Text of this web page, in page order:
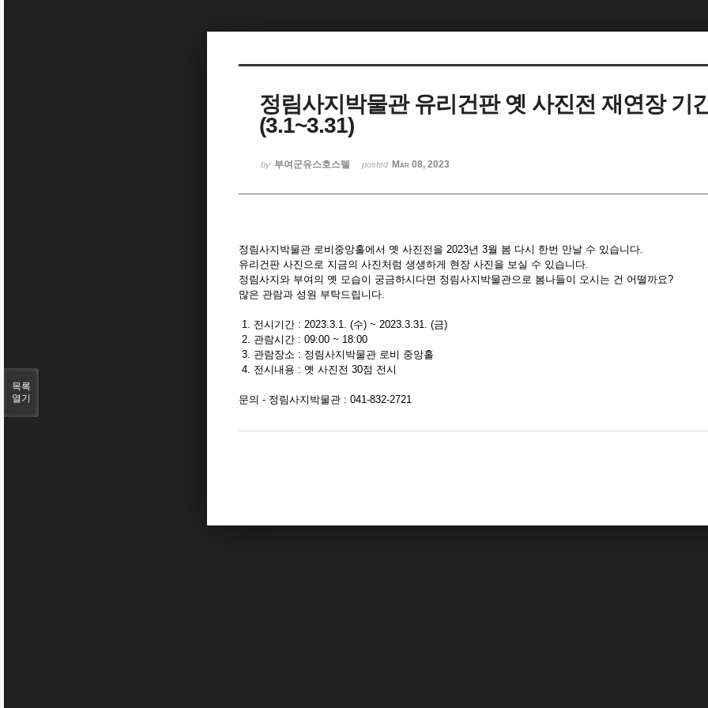
정림사지박물관 유리건판 옛 사진전 재연장 기
(3.1~3.31)
by 부여군유스호스텔 posted Mar 08, 2023
정림사지박물관 로비중앙홀에서 옛 사진전을 2023년 3월 봄 다시 한번 만날 수 있습니다.
유리건판 사진으로 지금의 사진처럼 생생하게 현장 사진을 보실 수 있습니다.
정림사지와 부여의 옛 모습이 궁금하시다면 정림사지박물관으로 봄나들이 오시는 건 어떨까요?
많은 관람과 성원 부탁드립니다.
1. 전시기간 : 2023.3.1. (수) ~ 2023.3.31. (금)
2. 관람시간 : 09:00 ~ 18:00
3. 관람장소 : 정림사지박물관 로비 중앙홀
4. 전시내용 : 옛 사진전 30점 전시
문의 - 정림사지박물관 : 041-832-2721
목록
열기
Sketchbook5, 스케치북5
Sketchbook5, 스케치북5